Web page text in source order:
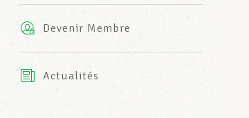
Devenir Membre
Actualités